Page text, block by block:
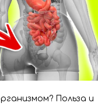
Польза и